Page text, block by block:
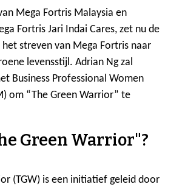
Mega Fortris Malaysia en
Fortris Jari Indai Cares, zet nu de
streven van Mega Fortris naar
levensstijl. Adrian Ng zal
Business Professional Women
om “The Green Warrior” te
Green Warrior"?
(TGW) is een initiatief geleid door